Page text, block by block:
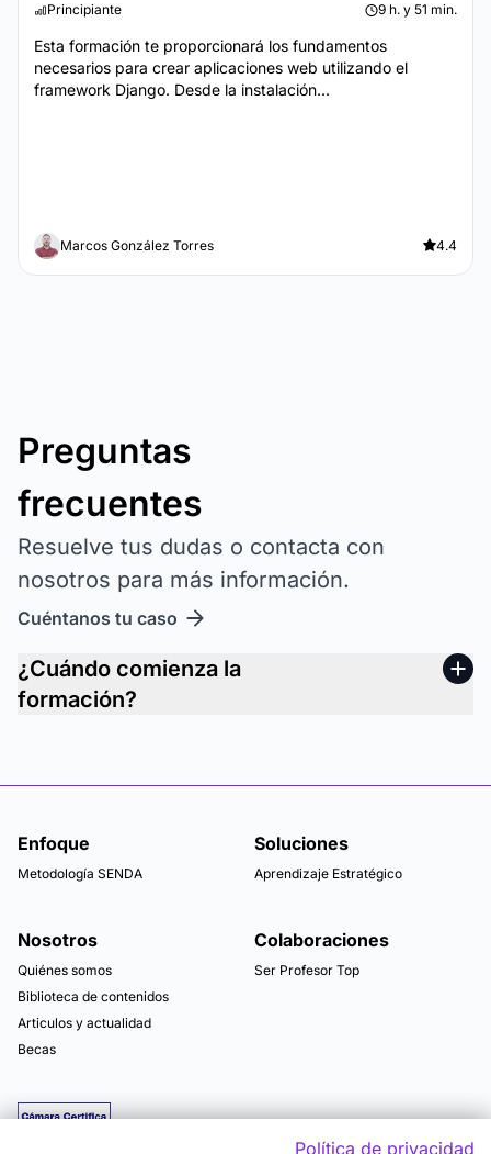
Principiante 9 h. y 51 min.
Esta formación te proporcionará los fundamentos
necesarios para crear aplicaciones web utilizando el
framework Django. Desde la instalación...
Marcos González Torres 4.4
Preguntas
frecuentes
Resuelve tus dudas o contacta con
nosotros para más información.
Cuéntanos tu caso
¿Cuándo comienza la
formación?
Enfoque
Metodología SENDA
Soluciones
Aprendizaje Estratégico
Nosotros
Quiénes somos
Biblioteca de contenidos
Articulos y actualidad
Becas
Colaboraciones
Ser Profesor Top
Política de privacidad